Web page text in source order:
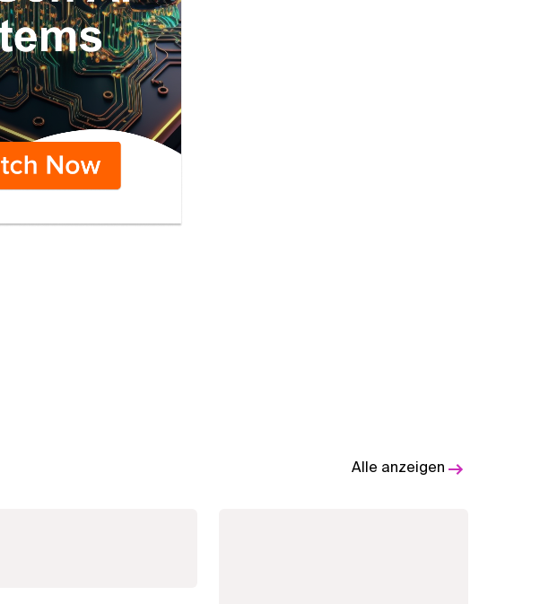
Alle anzeigen